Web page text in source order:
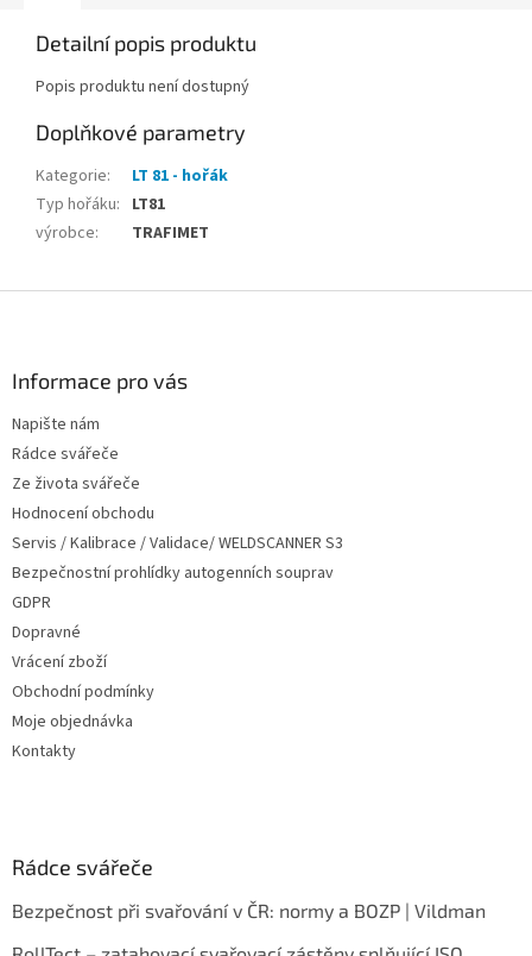
Detailní popis produktu
Popis produktu není dostupný
Doplňkové parametry
Kategorie:
LT 81 - hořák
Typ hořáku: LT81
výrobce: TRAFIMET
Informace pro vás
Napište nám
Rádce svářeče
Ze života svářeče
Hodnocení obchodu
Servis / Kalibrace / Validace/ WELDSCANNER S3
Bezpečnostní prohlídky autogenních souprav
GDPR
Dopravné
Vrácení zboží
Obchodní podmínky
Moje objednávka
Kontakty
Rádce svářeče
Bezpečnost při svařování v ČR: normy a BOZP | Vildman